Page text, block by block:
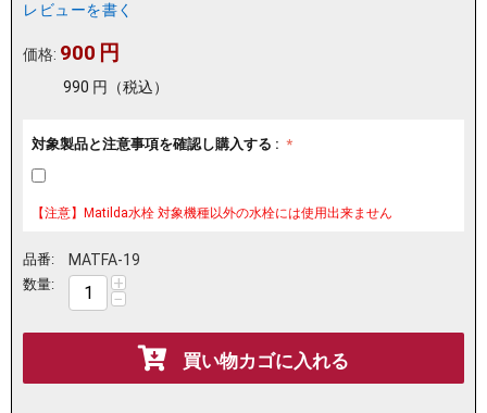
レビューを書く
価格: 900 円
990 円 （税込）
対象製品と注意事項を確認し購入する :
【注意】Matilda水栓 対象機種以外の水栓には使用出来ません
品番: MATFA-19
数量: +
−
買い物カゴに入れる